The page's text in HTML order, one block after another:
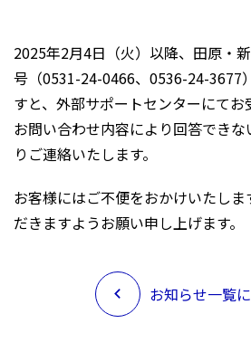
2025年2月4日（火）以降、田原・
号（0531-24-0466、0536-24-3677
すと、外部サポートセンターにてお
お問い合わせ内容により回答でき
りご連絡いたします。
お客様にはご不便をおかけいたし
だきますようお願い申し上げます。
お知らせ一覧